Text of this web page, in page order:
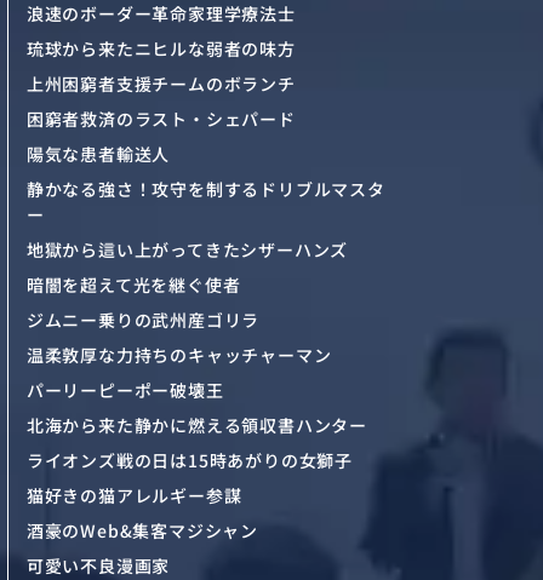
浪速のボーダー革命家理学療法士
琉球から来たニヒルな弱者の味方
上州困窮者支援チームのボランチ
困窮者救済のラスト・シェパード
陽気な患者輸送人
静かなる強さ！攻守を制するドリブルマスタ
ー
地獄から這い上がってきたシザーハンズ
暗闇を超えて光を継ぐ使者
ジムニー乗りの武州産ゴリラ
温柔敦厚な力持ちのキャッチャーマン
パーリーピーポー破壊王
北海から来た静かに燃える領収書ハンター
ライオンズ戦の日は15時あがりの女獅子
猫好きの猫アレルギー参謀
酒豪のWeb&集客マジシャン
可愛い不良漫画家